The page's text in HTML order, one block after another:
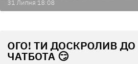
31 Липня 18:08
ОГО! ТИ ДОСКРОЛИВ
ЧАТБОТА 😏